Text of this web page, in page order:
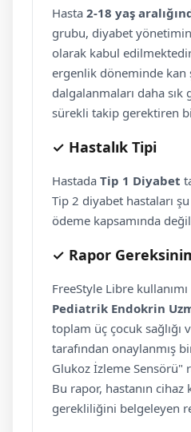
Hasta 2-18 yaş
grubu, diyabet
olarak kabul
ergenlik döneminde kan
dalgalanmaları daha
sürekli takip gerektiren
✓ Hastalık Tipi
Hastada Tip 1 Diyabet
Tip 2 diyabet hastaları
ödeme kapsamında
✓ Rapor
FreeStyle Libre
Pediatrik Endokrin
toplam üç çocuk sağlığı
tarafından onaylanmış
Glukoz İzleme Sensörü"
Bu rapor, hastanın cihaz
gerekliliğini belgeleyen